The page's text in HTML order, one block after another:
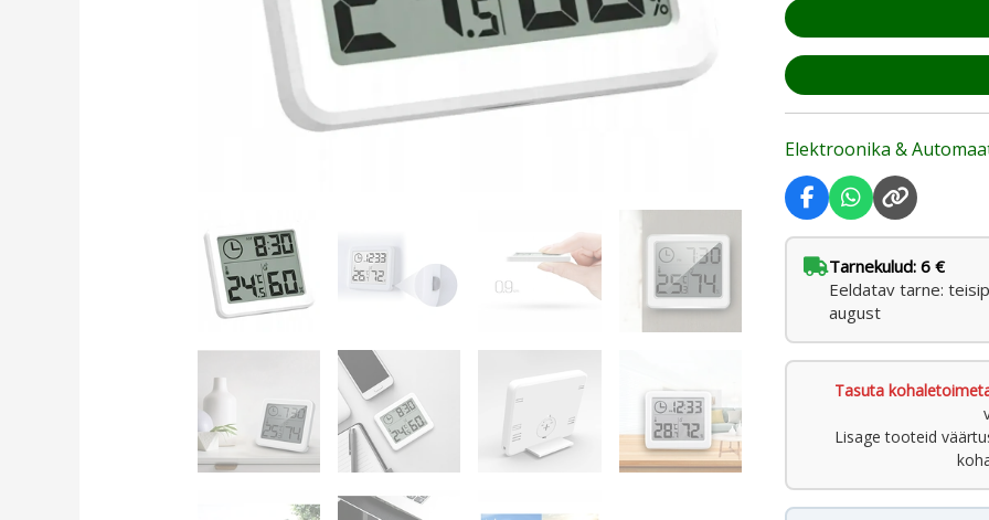
Elektroonika &
Tarnekulud: 6 €
Eeldatav tarne:
august
Tasuta
Lisage tooteid